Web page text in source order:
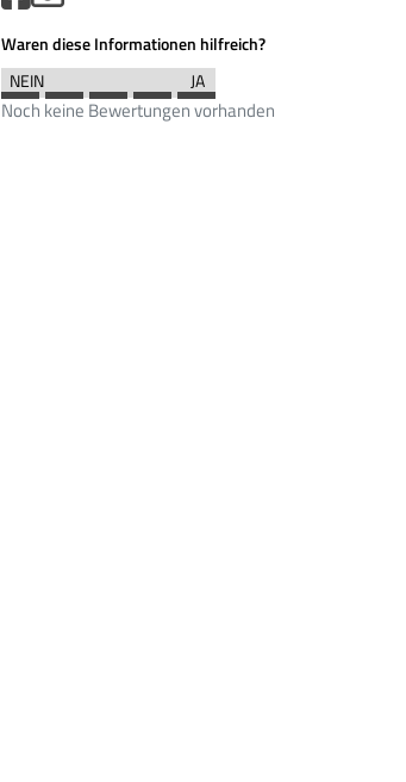
Waren diese Informationen hilfreich?
Noch keine Bewertungen vorhanden